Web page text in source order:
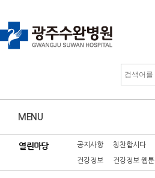
MENU
열린마당 공지사항 칭찬합시다
건강정보 건강정보 웹툰